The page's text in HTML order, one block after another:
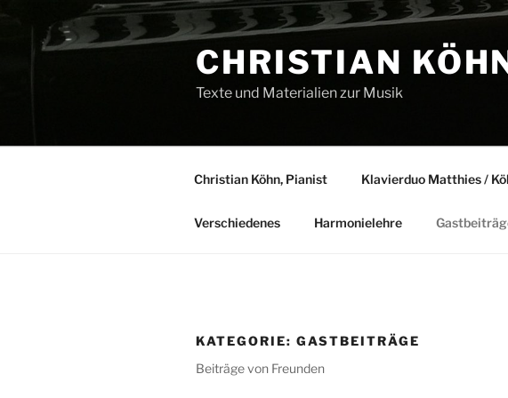
springen
CHRISTIAN
Texte und Materialien zur Musik
Christian Köhn, Pianist Klavierduo Matthies /
Verschiedenes Harmonielehre
KATEGORIE: GASTBEITRÄGE
Beiträge von Freunden